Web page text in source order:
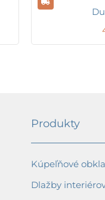
Produkty
Kúpeľňové
Dlažby